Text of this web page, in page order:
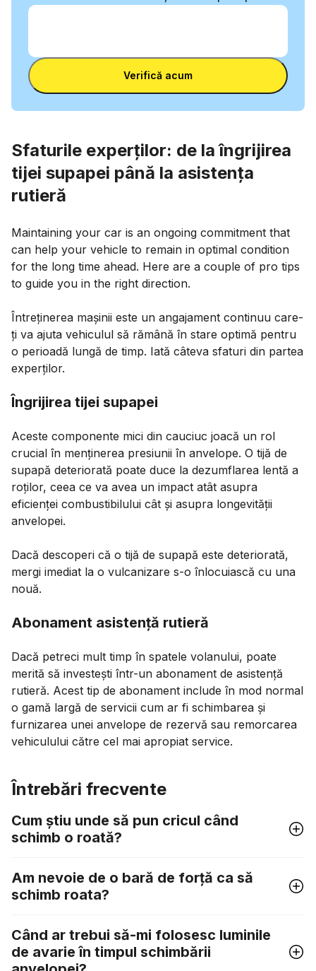
Introdu VIN
Introdu VIN
Verifică acum
Sfaturile experților: de la îngrijirea
tijei supapei până la asistența
rutieră
Maintaining your car is an ongoing commitment that
can help your vehicle to remain in optimal condition
for the long time ahead. Here are a couple of pro tips
to guide you in the right direction.
Întreținerea mașinii este un angajament continuu care-
ți va ajuta vehiculul să rămână în stare optimă pentru
o perioadă lungă de timp. Iată câteva sfaturi din partea
experților.
Îngrijirea tijei supapei
Aceste componente mici din cauciuc joacă un rol
crucial în menținerea presiunii în anvelope. O tijă de
supapă deteriorată poate duce la dezumflarea lentă a
roților, ceea ce va avea un impact atât asupra
eficienței combustibilului cât și asupra longevității
anvelopei.
Dacă descoperi că o tijă de supapă este deteriorată,
mergi imediat la o vulcanizare s-o înlocuiască cu una
nouă.
Abonament asistență rutieră
Dacă petreci mult timp în spatele volanului, poate
merită să investești într-un abonament de asistență
rutieră. Acest tip de abonament include în mod normal
o gamă largă de servicii cum ar fi schimbarea și
furnizarea unei anvelope de rezervă sau remorcarea
vehiculului către cel mai apropiat service.
Întrebări frecvente
Cum știu unde să pun cricul când
schimb o roată?
Am nevoie de o bară de forță ca să
schimb roata?
Când ar trebui să-mi folosesc luminile
de avarie în timpul schimbării